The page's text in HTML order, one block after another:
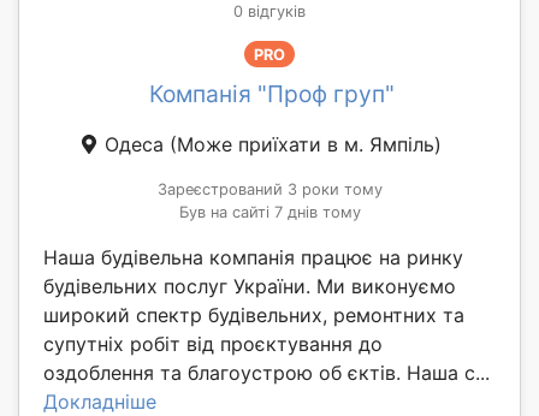
0 відгуків
PRO
Компанія "Проф груп"
Одеса (Може приїхати в м. Ямпіль)
Зареєстрований 3 роки тому
Був на сайті 7 днів тому
Наша будівельна компанія працює на ринку
будівельних послуг України. Ми виконуємо
широкий спектр будівельних, ремонтних та
супутніх робіт від проєктування до
оздоблення та благоустрою об єктів. Наша с...
Докладніше